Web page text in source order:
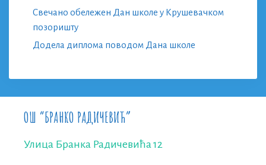
Свечано обележен Дан школе у Крушевачком
позоришту
Додела диплома поводом Дана школе
ОШ “БРАНКО РАДИЧЕВИЋ”
Улица Бранка Радичевића 12